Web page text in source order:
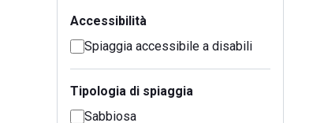
Accessibilità
Spiaggia accessibile a disabili
Tipologia di spiaggia
Sabbiosa